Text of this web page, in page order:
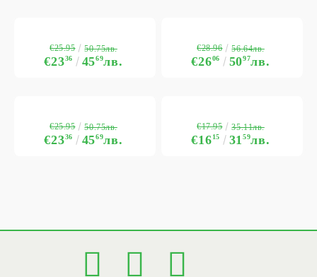
€2336 4569лв.
€25.95 50.75лв.
€2606 5097лв.
€28.96 56.64лв.
€2336 4569лв.
€25.95 50.75лв.
€1615 3159лв.
€17.95 35.11лв.